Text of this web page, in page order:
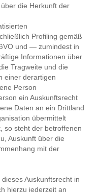
die Herkunft der
Profiling gemäß
und — zumindest in
Informationen über
Tragweite und die
einer derartigen
Person
ein Auskunftsrecht
Daten an ein Drittland
übermittelt
so steht der betroffenen
Auskunft über die
mit der
Auskunftsrecht in
hierzu jederzeit an